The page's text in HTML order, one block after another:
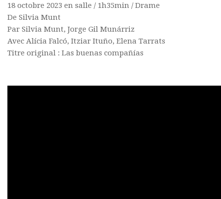
18 octobre 2023 en salle / 1h35min / Drame
De Silvia Munt
Par Silvia Munt, Jorge Gil Munárriz
Avec Alícia Falcó, Itziar Ituño, Elena Tarrats
Titre original : Las buenas compañías